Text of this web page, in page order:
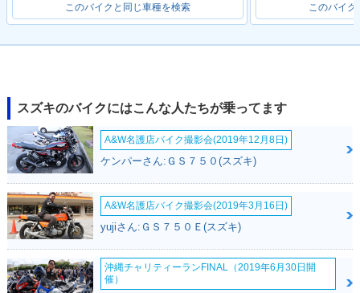
このバイクと同じ車種を検索 このバイ
スズキのバイクにはこんな人たちが乗ってます
A&W名護店バイク撮影会(2019年12月8日)
ケンパーさん:ＧＳ７５０(スズキ)
A&W名護店バイク撮影会(2019年3月16日)
yujiさん:ＧＳ７５０Ｅ(スズキ)
沖縄チャリティーランFINAL（2019年6月30日開
催）